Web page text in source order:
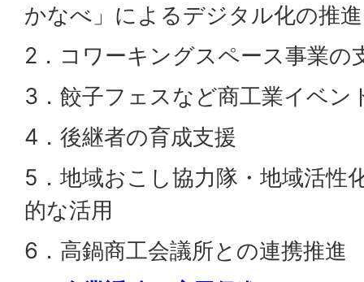
かなべ」によるデジタル化の推
2．コワーキングスペース事業の
3．餃子フェスなど商工業イベン
4．後継者の育成支援
5．地域おこし協力隊・地域活性
的な活用
6．高鍋商工会議所との連携推進